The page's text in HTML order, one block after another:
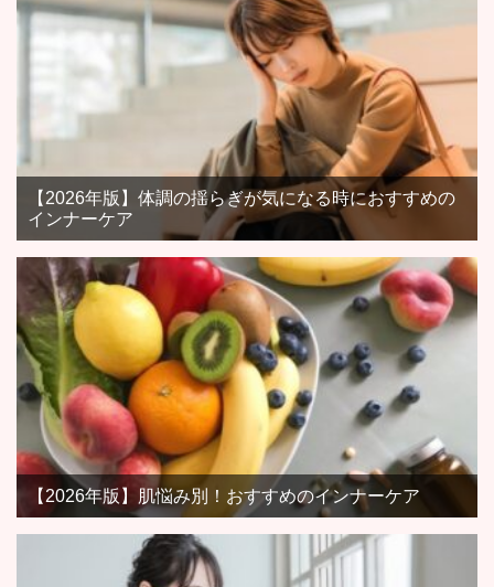
【2026年版】体調の揺らぎが気になる時におすすめの
インナーケア
【2026年版】肌悩み別！おすすめのインナーケア